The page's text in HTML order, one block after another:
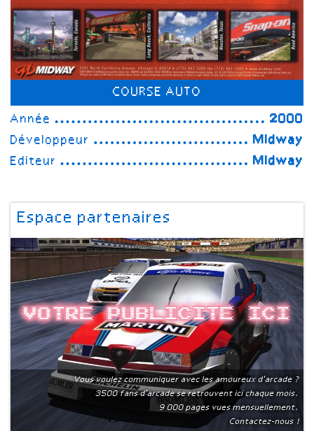
COURSE AUTO
Année
2000
Développeur
Midway
Editeur
Midway
Espace partenaires
Votre publicite ici
Vous voulez communiquer avec les amoureux d'arcade ?
3500 fans d'arcade se retrouvent ici chaque mois.
9 000 pages vues mensuellement.
Contactez-nous !